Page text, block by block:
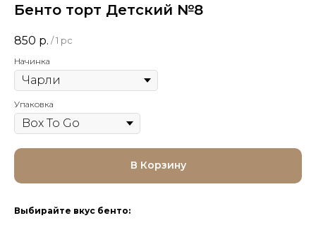
Бенто торт Детский №8
850 р. / 1 pc
Начинка
Упаковка
В Корзину
Выбирайте вкус бенто: